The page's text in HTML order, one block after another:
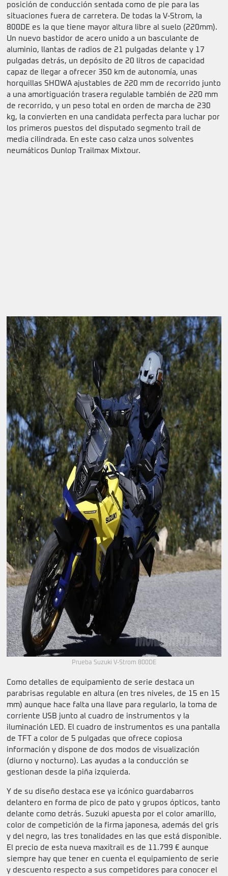
posición de conducción sentada como de pie para las
situaciones fuera de carretera. De todas la V-Strom, la
800DE es la que tiene mayor altura libre al suelo (220mm).
Un nuevo bastidor de acero unido a un basculante de
aluminio, llantas de radios de 21 pulgadas delante y 17
pulgadas detrás, un depósito de 20 litros de capacidad
capaz de llegar a ofrecer 350 km de autonomía, unas
horquillas SHOWA ajustables de 220 mm de recorrido junto
a una amortiguación trasera regulable también de 220 mm
de recorrido, y un peso total en orden de marcha de 230
kg, la convierten en una candidata perfecta para luchar por
los primeros puestos del disputado segmento trail de
media cilindrada. En este caso calza unos solventes
neumáticos Dunlop Trailmax Mixtour.
Prueba Suzuki V-Strom 800DE
Como detalles de equipamiento de serie destaca un
parabrisas regulable en altura (en tres niveles, de 15 en 15
mm) aunque hace falta una llave para regularlo, la toma de
corriente USB junto al cuadro de instrumentos y la
iluminación LED. El cuadro de instrumentos es una pantalla
de TFT a color de 5 pulgadas que ofrece copiosa
información y dispone de dos modos de visualización
(diurno y nocturno). Las ayudas a la conducción se
gestionan desde la piña izquierda.
Y de su diseño destaca ese ya icónico guardabarros
delantero en forma de pico de pato y grupos ópticos, tanto
delante como detrás. Suzuki apuesta por el color amarillo,
color de competición de la firma japonesa, además del gris
y del negro, las tres tonalidades en las que está disponible.
El precio de esta nueva maxitrail es de 11.799 € aunque
siempre hay que tener en cuenta el equipamiento de serie
y descuento respecto a sus competidores para conocer el